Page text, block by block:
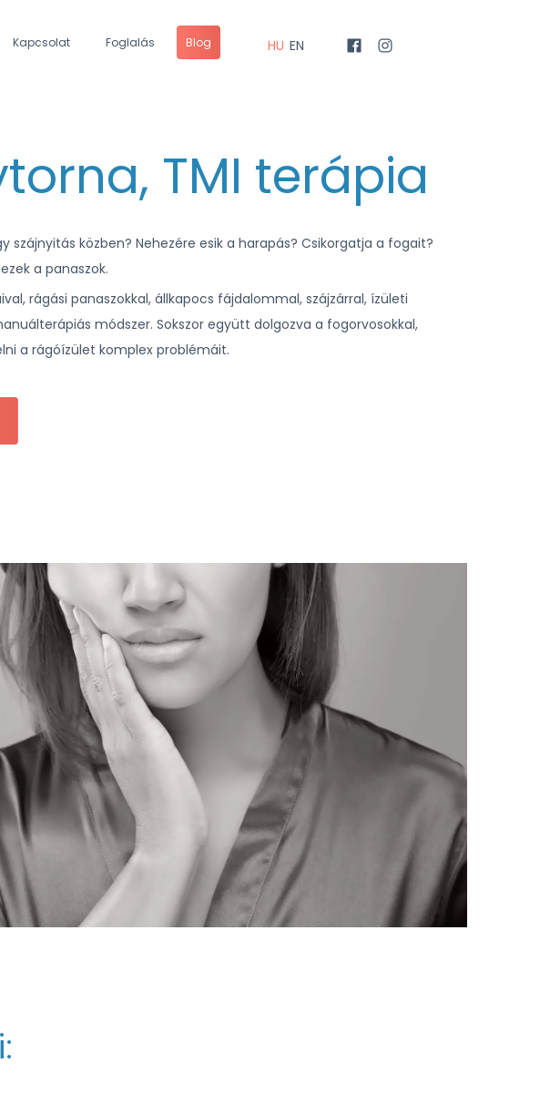
Kapcsolat Foglalás Blog HU EN
TMI terápia
közben? Nehezére esik a harapás? Csikorgatja a fogait?
a panaszok.
rágási panaszokkal, állkapocs fájdalommal, szájzárral, ízületi
módszer. Sokszor együtt dolgozva a fogorvosokkal,
a rágóízület komplex problémáit.